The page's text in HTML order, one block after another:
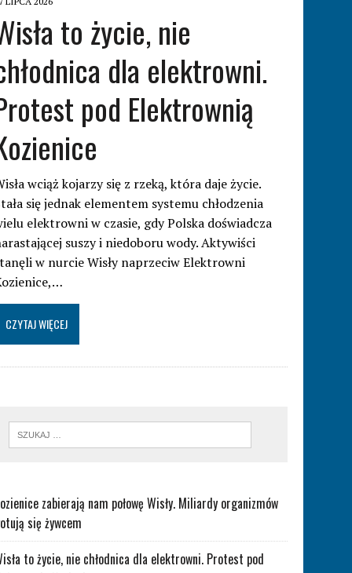
to życie, nie
dla elektrowni.
pod Elektrownią
wciąż kojarzy się z rzeką, która daje życie.
się jednak elementem systemu chłodzenia
elektrowni w czasie, gdy Polska doświadcza
suszy i niedoboru wody. Aktywiści
w nurcie Wisły naprzeciw Elektrowni
CZYTAJ WIĘCEJ
zabierają nam połowę Wisły. Miliardy organizmów
się żywcem
to życie, nie chłodnica dla elektrowni. Protest pod